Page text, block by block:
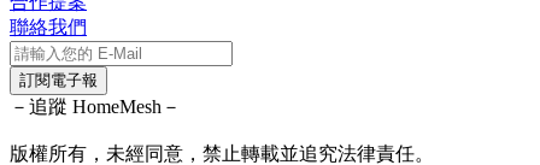
聯絡我們
訂閱電子報
－追蹤 HomeMesh－
版權所有，未經同意，禁止轉載並追究法律責任。